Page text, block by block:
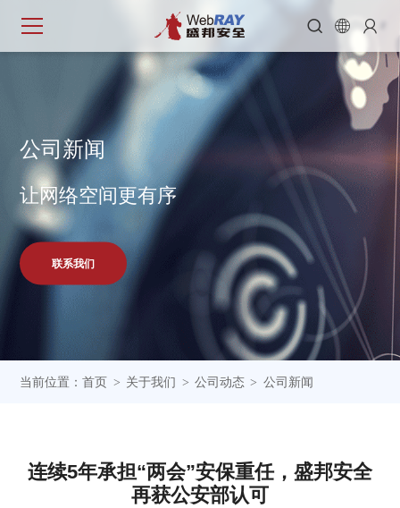
  
公司新闻
让网络空间更有序
联系我们
当前位置：首页 > 关于我们 > 公司动态 > 公司新闻
连续5年承担“两会”安保重任，盛邦安全
再获公安部认可